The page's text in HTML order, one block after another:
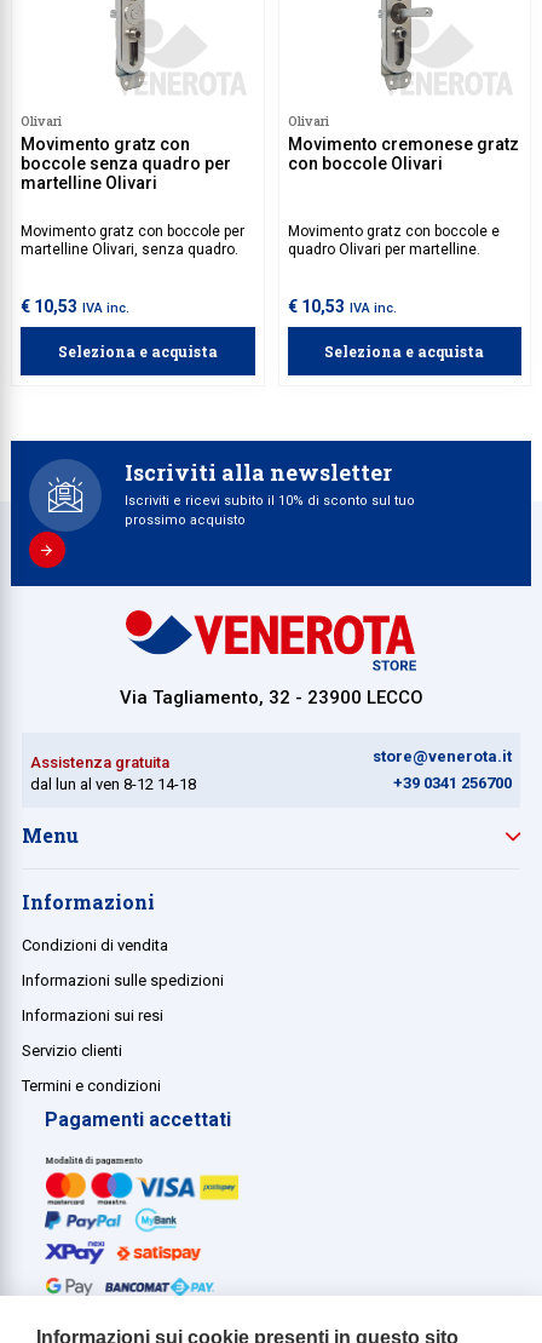
Olivari
Movimento gratz con
boccole senza quadro per
martelline Olivari
Movimento gratz con boccole per
martelline Olivari, senza quadro.
€ 10,53 IVA inc.
Seleziona e acquista
Olivari
Movimento cremonese gratz
con boccole Olivari
Movimento gratz con boccole e
quadro Olivari per martelline.
€ 10,53 IVA inc.
Seleziona e acquista
Iscriviti alla newsletter
Iscriviti e ricevi subito il 10% di sconto sul tuo
prossimo acquisto
Via Tagliamento, 32 - 23900 LECCO
Assistenza gratuita
dal lun al ven 8-12 14-18
store@venerota.it
+39 0341 256700
Menu
Informazioni
Condizioni di vendita
Informazioni sulle spedizioni
Informazioni sui resi
Servizio clienti
Termini e condizioni
Pagamenti accettati
Informazioni sui cookie presenti in questo sito